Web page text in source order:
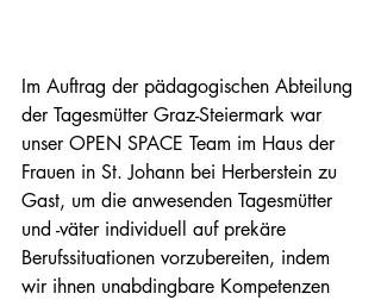
Im Auftrag der pädagogischen Abteilung
der Tagesmütter Graz-Steiermark war
unser OPEN SPACE Team im Haus der
Frauen in St. Johann bei Herberstein zu
Gast, um die anwesenden Tagesmütter
und -väter individuell auf prekäre
Berufssituationen vorzubereiten, indem
wir ihnen unabdingbare Kompetenzen